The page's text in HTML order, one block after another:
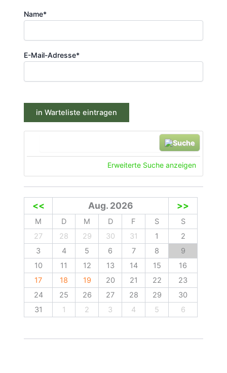
Name*
E-Mail-Adresse*
Erweiterte Suche anzeigen
<< Aug. 2026 >>
M D M D F S
S
27
28 29 30 31 1
2
3
4 5 6 7 8
9
10
11 12 13 14 15
16
17
18 19 20 21 22
23
24
25 26 27 28 29
30
31
1 2 3 4 5 6